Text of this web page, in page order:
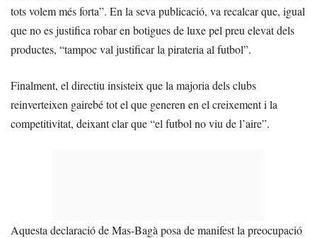
tots volem més forta”. En la seva publicació, va recalcar que, igual
que no es justifica robar en botigues de luxe pel preu elevat dels
productes, “tampoc val justificar la pirateria al futbol”.
Finalment, el directiu insisteix que la majoria dels clubs
reinverteixen gairebé tot el que generen en el creixement i la
competitivitat, deixant clar que “el futbol no viu de l’aire”.
Aquesta declaració de Mas-Bagà posa de manifest la preocupació